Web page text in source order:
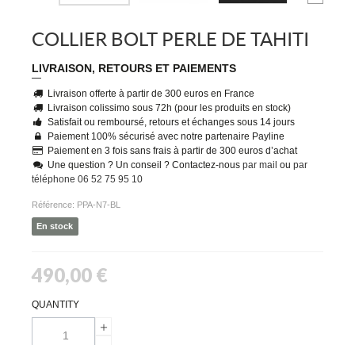
COLLIER BOLT PERLE DE TAHITI
LIVRAISON, RETOURS ET PAIEMENTS
Livraison offerte à partir de 300 euros en France
Livraison colissimo sous 72h (pour les produits en stock)
Satisfait ou remboursé, retours et échanges sous 14 jours
Paiement 100% sécurisé avec notre partenaire Payline
Paiement en 3 fois sans frais à partir de 300 euros d’achat
Une question ? Un conseil ? Contactez-nous par mail ou par
téléphone 06 52 75 95 10
Référence: PPA-N7-BL
En stock
490,00 €
QUANTITY